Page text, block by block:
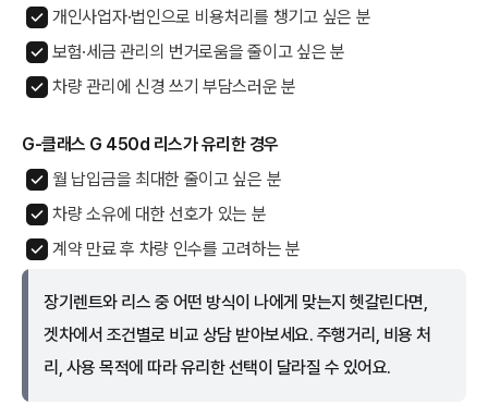
개인사업자·법인으로 비용처리를 챙기고 싶은 분
보험·세금 관리의 번거로움을 줄이고 싶은 분
차량 관리에 신경 쓰기 부담스러운 분
G-클래스 G 450d 리스가 유리한 경우
월 납입금을 최대한 줄이고 싶은 분
차량 소유에 대한 선호가 있는 분
계약 만료 후 차량 인수를 고려하는 분
장기렌트와 리스 중 어떤 방식이 나에게 맞는지 헷갈린다면,
겟차에서 조건별로 비교 상담 받아보세요. 주행거리, 비용 처
리, 사용 목적에 따라 유리한 선택이 달라질 수 있어요.